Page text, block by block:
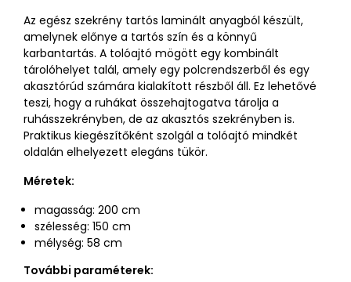
Az egész szekrény tartós laminált anyagból készült,
amelynek előnye a tartós szín és a könnyű
karbantartás. A tolóajtó mögött egy kombinált
tárolóhelyet talál, amely egy polcrendszerből és egy
akasztórúd számára kialakított részből áll. Ez lehetővé
teszi, hogy a ruhákat összehajtogatva tárolja a
ruhásszekrényben, de az akasztós szekrényben is.
Praktikus kiegészítőként szolgál a tolóajtó mindkét
oldalán elhelyezett elegáns tükör.
Méretek:
magasság: 200 cm
szélesség: 150 cm
mélység: 58 cm
További paraméterek: